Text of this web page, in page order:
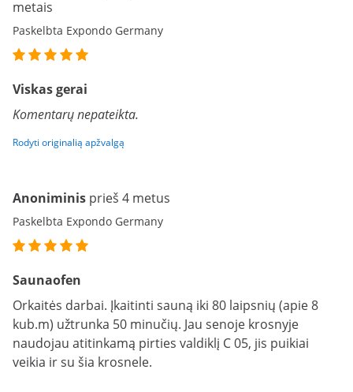
metais
Paskelbta Expondo Germany
Viskas gerai
Komentarų nepateikta.
Rodyti originalią apžvalgą
Anoniminis prieš 4 metus
Paskelbta Expondo Germany
Saunaofen
Orkaitės darbai. Įkaitinti sauną iki 80 laipsnių (apie 8
kub.m) užtrunka 50 minučių. Jau senoje krosnyje
naudojau atitinkamą pirties valdiklį C 05, jis puikiai
veikia ir su šia krosnele.